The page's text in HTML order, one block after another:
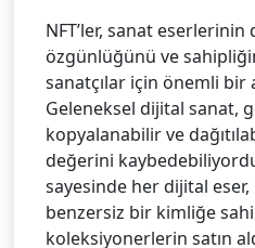
NFT’ler, sanat
özgünlüğünü ve
sanatçılar için önemli bir
Geleneksel dijital sanat,
kopyalanabilir ve
değerini
sayesinde her dijital eser,
benzersiz bir kimliğe
koleksiyonerlerin satın